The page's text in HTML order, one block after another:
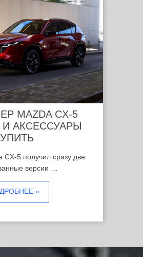
MAZDA CX-5
И АКСЕССУАРЫ
CX-5 получил сразу две
версии …
»